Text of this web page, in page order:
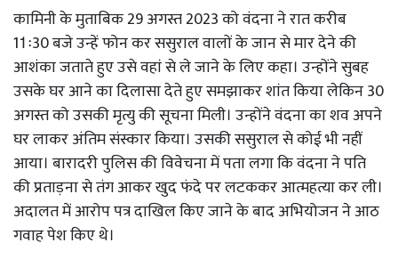
कामिनी के मुताबिक 29 अगस्त 2023 को वंदना ने रात करीब
11ः30 बजे उन्हें फोन कर ससुराल वालों के जान से मार देने की
आशंका जताते हुए उसे वहां से ले जाने के लिए कहा। उन्होंने सुबह
उसके घर आने का दिलासा देते हुए समझाकर शांत किया लेकिन 30
अगस्त को उसकी मृत्यु की सूचना मिली। उन्होंने वंदना का शव अपने
घर लाकर अंतिम संस्कार किया। उसकी ससुराल से कोई भी नहीं
आया। बारादरी पुलिस की विवेचना में पता लगा कि वंदना ने पति
की प्रताड़ना से तंग आकर खुद फंदे पर लटककर आत्महत्या कर ली।
अदालत में आरोप पत्र दाखिल किए जाने के बाद अभियोजन ने आठ
गवाह पेश किए थे।